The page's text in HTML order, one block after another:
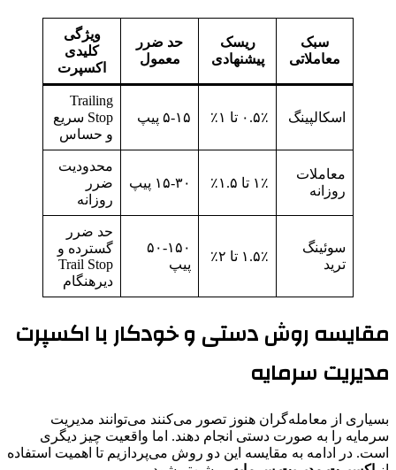
سبک
معاملاتی
ریسک
پیشنهادی
حد ضرر
معمول
ویژگی
کلیدی
اکسپرت
اسکالپینگ ۰.۵٪ تا ۱٪ ۵-۱۵ پیپ
Trailing
Stop سریع
و حساس
معاملات
روزانه
۱٪ تا ۱.۵٪ ۱۵-۳۰ پیپ
محدودیت
ضرر
روزانه
سوئینگ
ترید
۱.۵٪ تا ۲٪
۵۰-۱۵۰
پیپ
حد ضرر
گسترده و
Trail Stop
دیرهنگام
مقایسه روش دستی و خودکار با اکسپرت
مدیریت سرمایه
بسیاری از معامله‌گران هنوز تصور می‌کنند می‌توانند مدیریت
سرمایه را به صورت دستی انجام دهند. اما واقعیت چیز دیگری
است. در ادامه به مقایسه این دو روش می‌پردازیم تا اهمیت استفاده